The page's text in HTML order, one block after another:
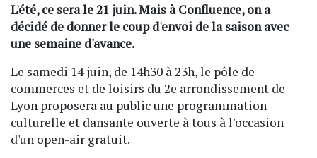
L'été, ce sera le 21 juin. Mais à Confluence, on a
décidé de donner le coup d'envoi de la saison avec
une semaine d'avance.
Le samedi 14 juin, de 14h30 à 23h, le pôle de
commerces et de loisirs du 2e arrondissement de
Lyon proposera au public une programmation
culturelle et dansante ouverte à tous à l'occasion
d'un open-air gratuit.